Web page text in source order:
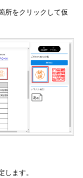
所をクリックして仮
ます。